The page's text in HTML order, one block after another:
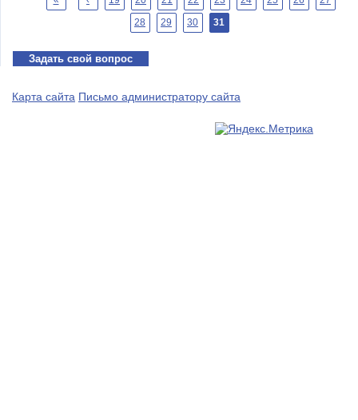
28
29 30 31
Задать свой вопрос
Карта сайта Письмо администратору сайта